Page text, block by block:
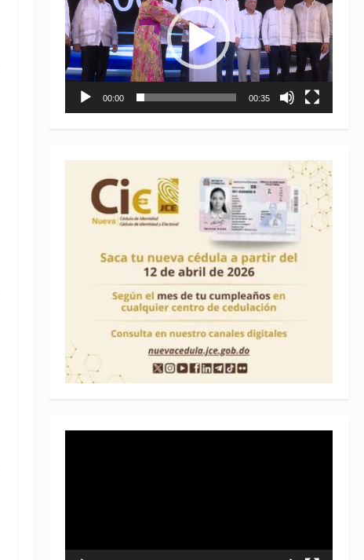
vídeo
00:00 00:35